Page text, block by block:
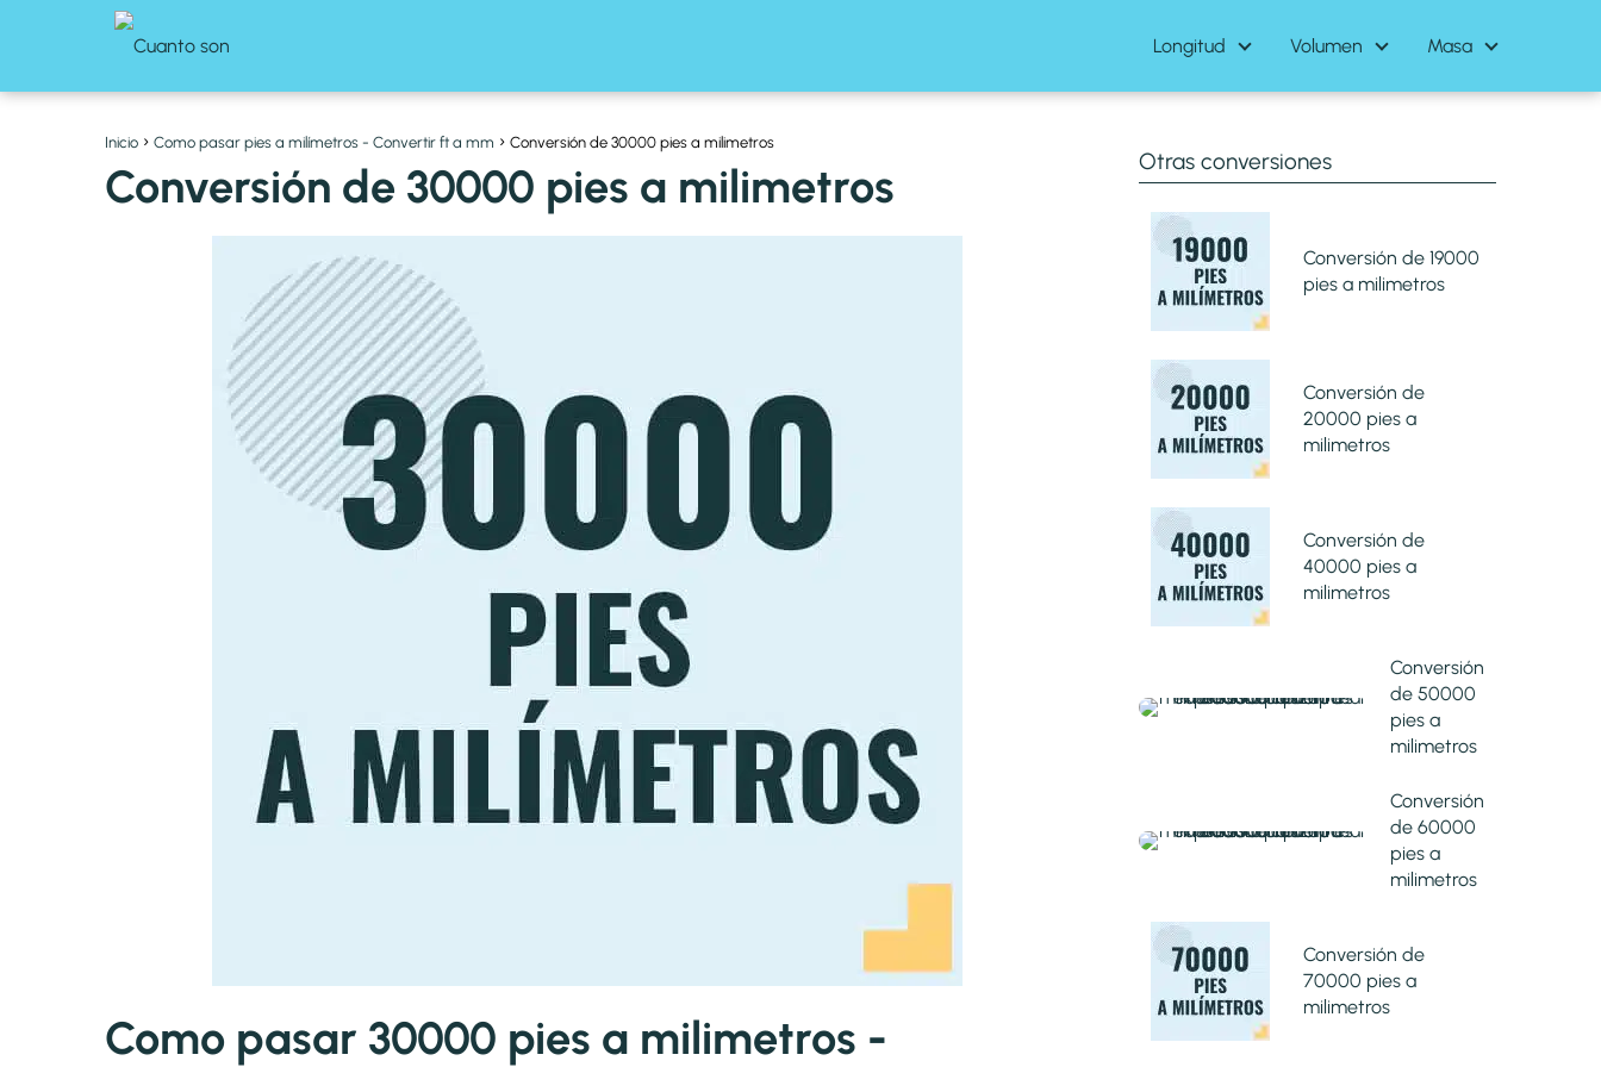
Longitud Volumen Masa
Inicio Como pasar pies a milímetros - Convertir ft a mm Conversión de 30000 pies a milimetros
Conversión de 30000 pies a milimetros
Como pasar 30000 pies a milimetros -
Otras conversiones
Conversión de 19000
pies a milimetros
Conversión de
20000 pies a
milimetros
Conversión de
40000 pies a
milimetros
Conversión
de 50000
pies a
milimetros
Conversión
de 60000
pies a
milimetros
Conversión de
70000 pies a
milimetros